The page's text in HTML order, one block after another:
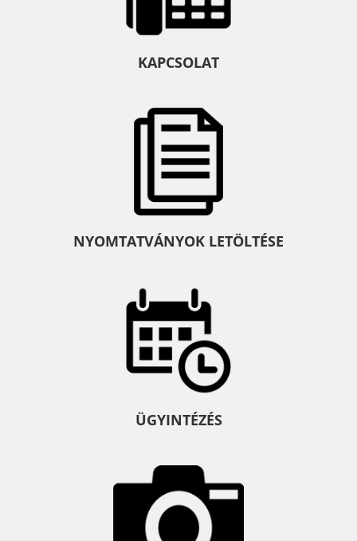
KAPCSOLAT
NYOMTATVÁNYOK LETÖLTÉSE
ÜGYINTÉZÉS